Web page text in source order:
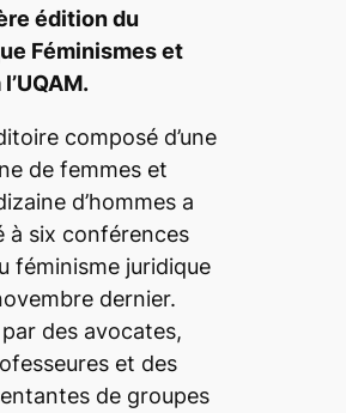
édition du
Féminismes et
composé d’une
de femmes et
d’hommes a
à six conférences
féminisme juridique
dernier.
des avocates,
et des
de groupes